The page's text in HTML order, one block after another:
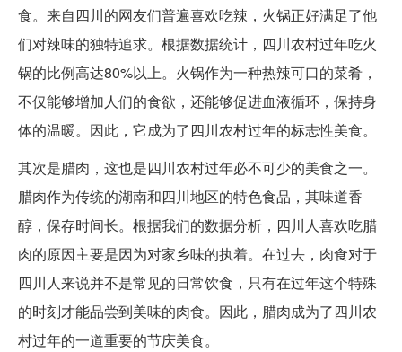
食。来自四川的网友们普遍喜欢吃辣，火锅正好满足了他
们对辣味的独特追求。根据数据统计，四川农村过年吃火
锅的比例高达80%以上。火锅作为一种热辣可口的菜肴，
不仅能够增加人们的食欲，还能够促进血液循环，保持身
体的温暖。因此，它成为了四川农村过年的标志性美食。
其次是腊肉，这也是四川农村过年必不可少的美食之一。
腊肉作为传统的湖南和四川地区的特色食品，其味道香
醇，保存时间长。根据我们的数据分析，四川人喜欢吃腊
肉的原因主要是因为对家乡味的执着。在过去，肉食对于
四川人来说并不是常见的日常饮食，只有在过年这个特殊
的时刻才能品尝到美味的肉食。因此，腊肉成为了四川农
村过年的一道重要的节庆美食。